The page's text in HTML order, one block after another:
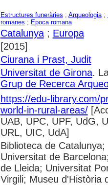
Estructures funeràries ; Arqueologia;
romanes ; Epoca romana
Catalunya; Europa
[2015]
Ciurana i Prast, Judit
Universitat de Girona.
Grup de Recerca
https://edu-library.com/
world-in-rural-areas/
UAB, UPC, UPF, UdG,
URL, UIC, UdA]
Biblioteca de
Universitat de
de Lleida; Universitat
Virgili; Museu d'Història